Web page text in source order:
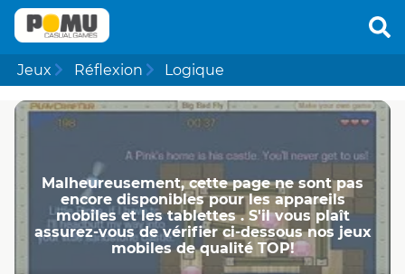
Jeux Réflexion Logique
Malheureusement, cette page ne ​​sont pas
encore disponibles pour les appareils
mobiles et les tablettes . S'il vous plaît
assurez-vous de vérifier ci-dessous nos jeux
mobiles de qualité TOP!